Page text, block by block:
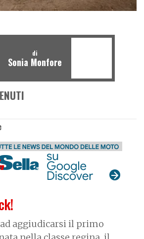
ad aggiudicarsi il primo
di
Sonia Monfore